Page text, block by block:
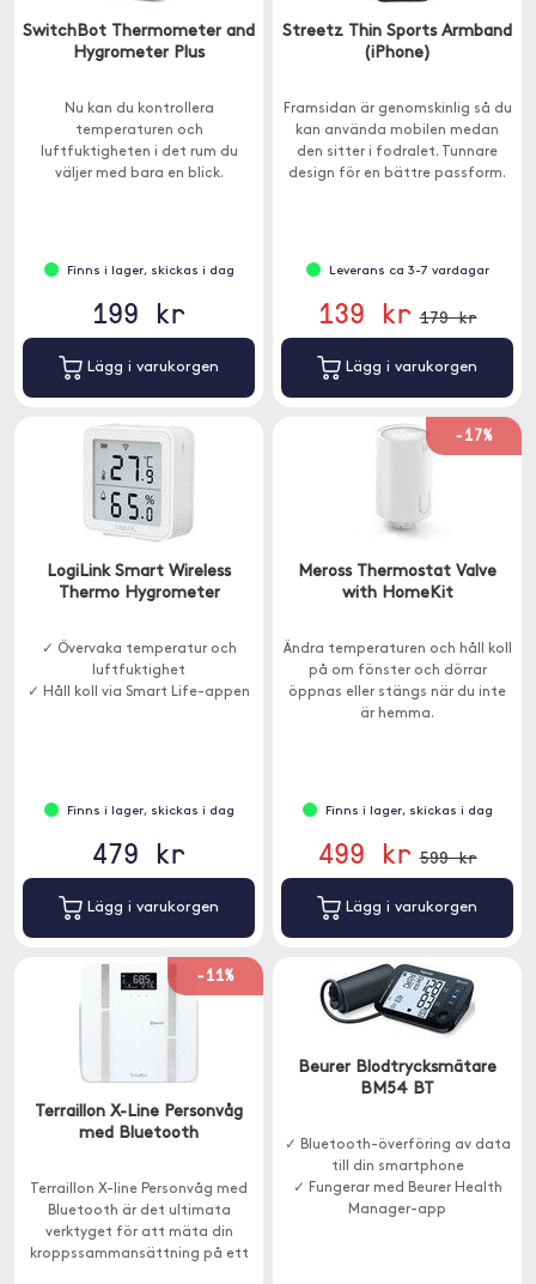
SwitchBot Thermometer and
Hygrometer Plus
Nu kan du kontrollera
temperaturen och
luftfuktigheten i det rum du
väljer med bara en blick.
Finns i lager, skickas i dag
199 kr
Lägg i varukorgen
Streetz Thin Sports Armband
(iPhone)
Framsidan är genomskinlig så du
kan använda mobilen medan
den sitter i fodralet. Tunnare
design för en bättre passform.
Leverans ca 3-7 vardagar
139 kr 179 kr
Lägg i varukorgen
LogiLink Smart Wireless
Thermo Hygrometer
✓ Övervaka temperatur och
luftfuktighet
✓ Håll koll via Smart Life-appen
Finns i lager, skickas i dag
479 kr
Lägg i varukorgen
-17%
Meross Thermostat Valve
with HomeKit
Ändra temperaturen och håll koll
på om fönster och dörrar
öppnas eller stängs när du inte
är hemma.
Finns i lager, skickas i dag
499 kr 599 kr
Lägg i varukorgen
-11%
Terraillon X-Line Personvåg
med Bluetooth
Terraillon X-line Personvåg med
Bluetooth är det ultimata
verktyget för att mäta din
kroppssammansättning på ett
Beurer Blodtrycksmätare
BM54 BT
✓ Bluetooth-överföring av data
till din smartphone
✓ Fungerar med Beurer Health
Manager-app